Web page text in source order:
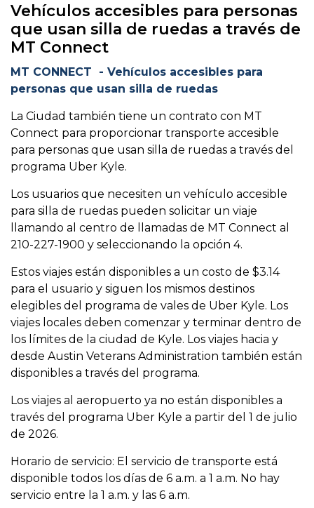
Vehículos accesibles para personas
que usan silla de ruedas a través de
MT Connect
MT CONNECT - Vehículos accesibles para
personas que usan silla de ruedas
La Ciudad también tiene un contrato con MT
Connect para proporcionar transporte accesible
para personas que usan silla de ruedas a través del
programa Uber Kyle.
Los usuarios que necesiten un vehículo accesible
para silla de ruedas pueden solicitar un viaje
llamando al centro de llamadas de MT Connect al
210-227-1900 y seleccionando la opción 4.
Estos viajes están disponibles a un costo de $3.14
para el usuario y siguen los mismos destinos
elegibles del programa de vales de Uber Kyle. Los
viajes locales deben comenzar y terminar dentro de
los límites de la ciudad de Kyle. Los viajes hacia y
desde Austin Veterans Administration también están
disponibles a través del programa.
Los viajes al aeropuerto ya no están disponibles a
través del programa Uber Kyle a partir del 1 de julio
de 2026.
Horario de servicio: El servicio de transporte está
disponible todos los días de 6 a.m. a 1 a.m. No hay
servicio entre la 1 a.m. y las 6 a.m.